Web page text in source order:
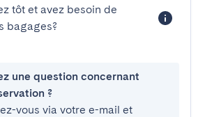
tôt et avez besoin de
bagages?
une question concernant
?
vous via votre e-mail et